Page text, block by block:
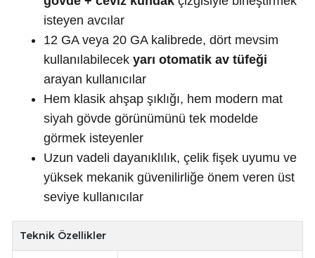
isteyen avcılar
12 GA veya 20 GA kalibrede, dört mevsim
kullanılabilecek yarı otomatik av tüfeği
arayan kullanıcılar
Hem klasik ahşap şıklığı, hem modern mat
siyah gövde görünümünü tek modelde
görmek isteyenler
Uzun vadeli dayanıklılık, çelik fişek uyumu ve
yüksek mekanik güvenilirliğe önem veren üst
seviye kullanıcılar
Teknik Özellikler